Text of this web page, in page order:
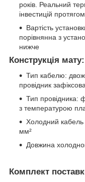
років. Реальний
інвестицій
Вартість
порівнянна з
нижче
Конструкція мату:
Тип кабелю:
провідник
Тип провідника:
з температурою
Холодний кабель
мм²
Довжина
Комплект